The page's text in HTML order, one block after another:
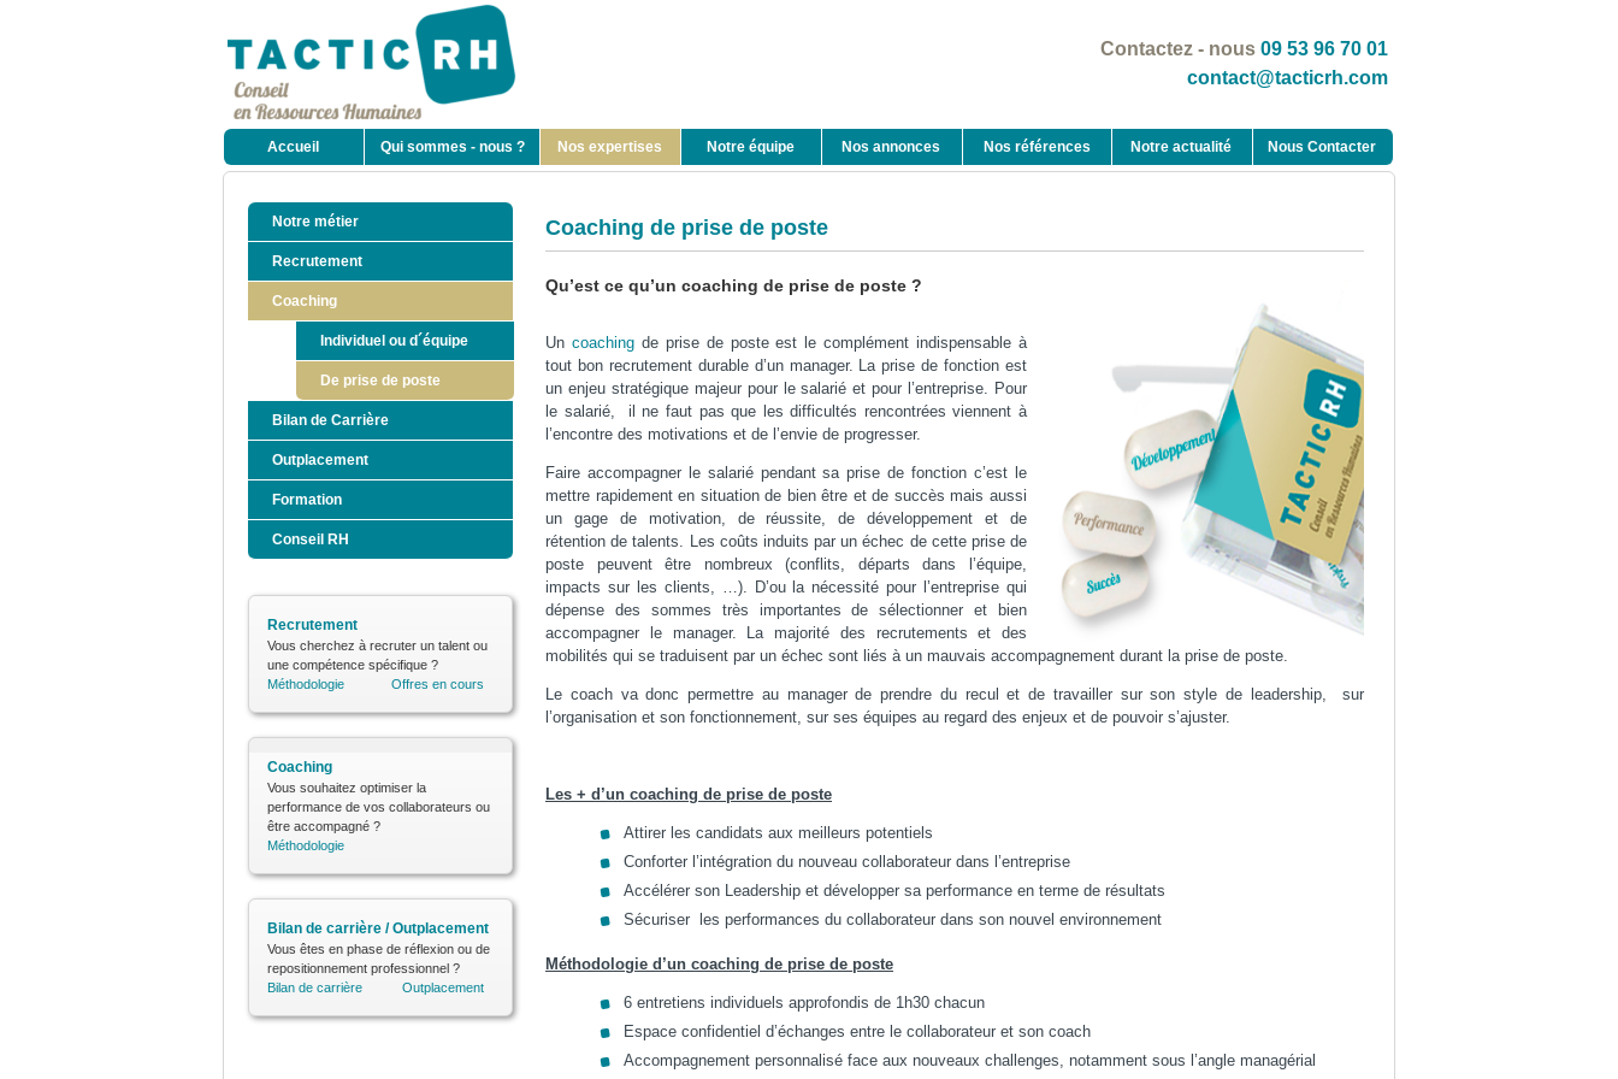
Coaching de prise de poste
Qu’est ce qu’un coaching de prise de poste ?
Un coaching de prise de poste est le complément indispensable à
tout bon recrutement durable d’un manager. La prise de fonction est
un enjeu stratégique majeur pour le salarié et pour l’entreprise. Pour
le salarié, il ne faut pas que les difficultés rencontrées viennent à
l’encontre des motivations et de l’envie de progresser.
Faire accompagner le salarié pendant sa prise de fonction c’est le
mettre rapidement en situation de bien être et de succès mais aussi
un gage de motivation, de réussite, de développement et de
rétention de talents. Les coûts induits par un échec de cette prise de
poste peuvent être nombreux (conflits, départs dans l’équipe,
impacts sur les clients, …). D’ou la nécessité pour l’entreprise qui
dépense des sommes très importantes de sélectionner et bien
accompagner le manager. La majorité des recrutements et des
mobilités qui se traduisent par un échec sont liés à un mauvais accompagnement durant la prise de poste.
Le coach va donc permettre au manager de prendre du recul et de travailler sur son style de leadership, sur
l’organisation et son fonctionnement, sur ses équipes au regard des enjeux et de pouvoir s’ajuster.
Les + d’un coaching de prise de poste
Attirer les candidats aux meilleurs potentiels
Conforter l’intégration du nouveau collaborateur dans l’entreprise
Accélérer son Leadership et développer sa performance en terme de résultats
Sécuriser les performances du collaborateur dans son nouvel environnement
Méthodologie d’un coaching de prise de poste
6 entretiens individuels approfondis de 1h30 chacun
Espace confidentiel d’échanges entre le collaborateur et son coach
Accompagnement personnalisé face aux nouveaux challenges, notamment sous l’angle managérial
Notre métier
Recrutement
Coaching
Individuel ou d´équipe
De prise de poste
Bilan de Carrière
Outplacement
Formation
Conseil RH
Recrutement
Vous cherchez à recruter un talent ou
une compétence spécifique ?
Méthodologie
Offres en cours
Coaching
Vous souhaitez optimiser la
performance de vos collaborateurs ou
être accompagné ?
Méthodologie
Bilan de carrière / Outplacement
Vous êtes en phase de réflexion ou de
repositionnement professionnel ?
Bilan de carrière
Outplacement
Contactez - nous 09 53 96 70 01
contact@tacticrh.com
Accueil Qui sommes - nous ? Nos expertises Notre équipe Nos annonces Nos références Notre actualité Nous Contacter